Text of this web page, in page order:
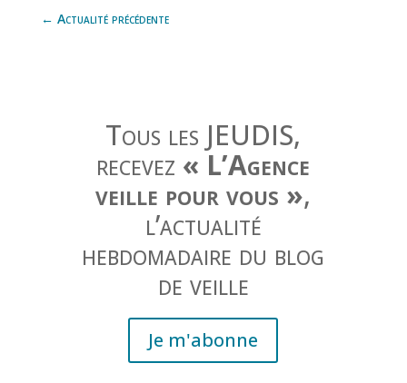
← Actualité précédente
Tous les JEUDIS,
recevez « L’Agence
veille pour vous »,
l’actualité
hebdomadaire du blog
de veille
Je m'abonne